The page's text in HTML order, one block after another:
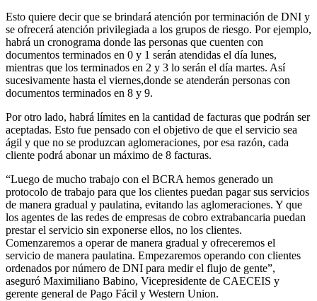
Esto quiere decir que se brindará atención por terminación de DNI y
se ofrecerá atención privilegiada a los grupos de riesgo. Por ejemplo,
habrá un cronograma donde las personas que cuenten con
documentos terminados en 0 y 1 serán atendidas el día lunes,
mientras que los terminados en 2 y 3 lo serán el día martes. Así
sucesivamente hasta el viernes,donde se atenderán personas con
documentos terminados en 8 y 9.
Por otro lado, habrá límites en la cantidad de facturas que podrán ser
aceptadas. Esto fue pensado con el objetivo de que el servicio sea
ágil y que no se produzcan aglomeraciones, por esa razón, cada
cliente podrá abonar un máximo de 8 facturas.
“Luego de mucho trabajo con el BCRA hemos generado un
protocolo de trabajo para que los clientes puedan pagar sus servicios
de manera gradual y paulatina, evitando las aglomeraciones. Y que
los agentes de las redes de empresas de cobro extrabancaria puedan
prestar el servicio sin exponerse ellos, no los clientes.
Comenzaremos a operar de manera gradual y ofreceremos el
servicio de manera paulatina. Empezaremos operando con clientes
ordenados por número de DNI para medir el flujo de gente”,
aseguró Maximiliano Babino, Vicepresidente de CAECEIS y
gerente general de Pago Fácil y Western Union.